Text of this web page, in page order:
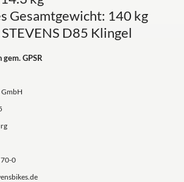
Gesamtgewicht: 140 kg
D85 Klingel
GPSR
GmbH
70-0